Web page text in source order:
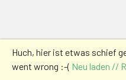
Huch, hier ist etwas schief
went wrong :-( Neu laden //